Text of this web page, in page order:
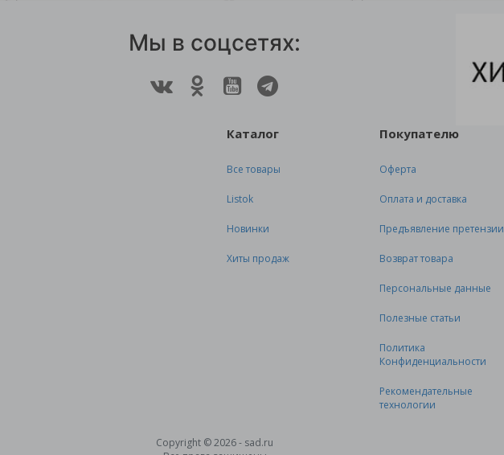
Мы в соцсетях:
Каталог
Все товары
Listok
Новинки
Хиты продаж
Покупателю
Оферта
Оплата и доставка
Предъявление претензии
Возврат товара
Персональные данные
Полезные статьи
Политика
Конфиденциальности
Рекомендательные
технологии
Copyright © 2026 - sad.ru